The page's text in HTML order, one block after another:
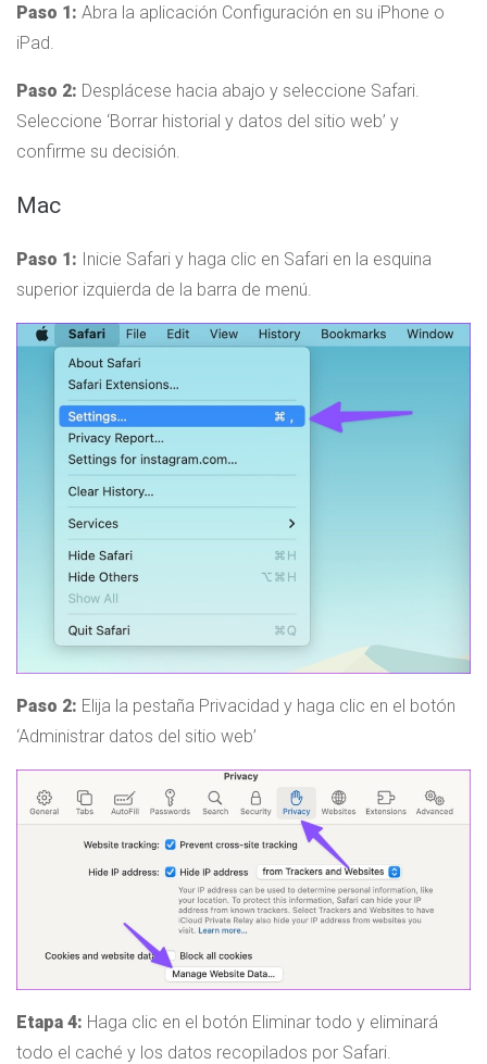
Paso 1: Abra la aplicación Configuración en su iPhone o
iPad.
Paso 2: Desplácese hacia abajo y seleccione Safari.
Seleccione ‘Borrar historial y datos del sitio web’ y
confirme su decisión.
Mac
Paso 1: Inicie Safari y haga clic en Safari en la esquina
superior izquierda de la barra de menú.
Paso 2: Elija la pestaña Privacidad y haga clic en el botón
‘Administrar datos del sitio web’
Etapa 4: Haga clic en el botón Eliminar todo y eliminará
todo el caché y los datos recopilados por Safari.